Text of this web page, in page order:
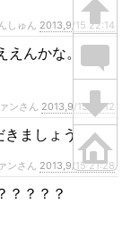
しゅん 2013,9/15 22:14
えんかな。これ
ンさん 2013,9/15 21:12
ましょう
ンさん 2013,9/15 21:28
？？？？